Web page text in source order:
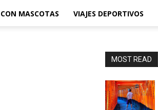
MASCOTAS VIAJES DEPORTIVOS
MOST READ